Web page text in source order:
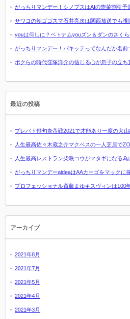
がっちりマンデー！シノプスはAIの惣菜割引予
サワコの朝ゴゴスマ石井亮次は関西放送でも視
youは何しに？ベトナムyouズン＆ダンのさく
がっちりマンデー！パキッテってなんだか名前
ボクらの時代窪塚洋介の信じる心が息子の立ち
最近の投稿
プレバト俳句炎帝戦2021で才能あり一度の犬山
人生最高佐々木蔵之介マクベスの一人芝居で
人生最高レストラン柴咲コウがマタギになる
がっちりマンデーaideaはAAカーゴをマックに
プロフェッショナル斎藤まゆキスヴィンは100
アーカイブ
2021年8月
2021年7月
2021年5月
2021年4月
2021年3月